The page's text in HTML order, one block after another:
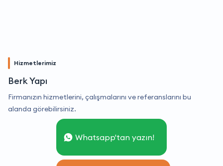
Hizmetlerimiz
Berk Yapı
Firmanızın hizmetlerini, çalışmalarını ve referanslarını bu
alanda görebilirsiniz.
Whatsapp'tan yazın!